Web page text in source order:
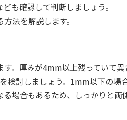
も確認して判断しましょう。
法を解説します。
。厚みが4mm以上残っていて
討しましょう。1mm以下の場
場合もあるため、しっかりと両